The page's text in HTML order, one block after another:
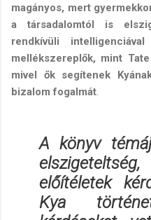
magányos, mert
a társadalomtól is
rendkívüli
mellékszereplők, mint
mivel ők segítenek
bizalom fogalmát
A könyv
előítéletek
Kya